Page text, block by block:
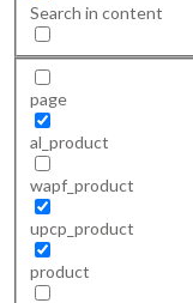
Search in content
page
al_product
wapf_product
upcp_product
product